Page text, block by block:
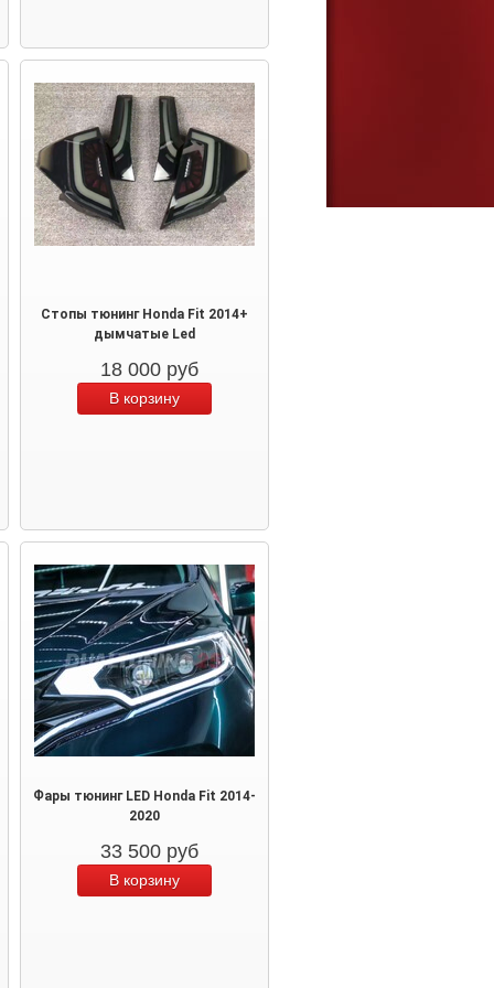
Стопы тюнинг Honda Fit 2014+
дымчатые Led
18 000 руб
Фары тюнинг LED Honda Fit 2014-
2020
33 500 руб